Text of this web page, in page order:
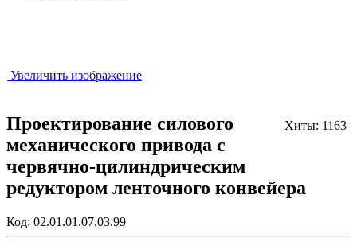
Увеличить изображение
Хиты: 1163
Проектирование силового
механического привода с
червячно-цилиндрическим
редуктором ленточного конвейера
Код: 02.01.01.07.03.99